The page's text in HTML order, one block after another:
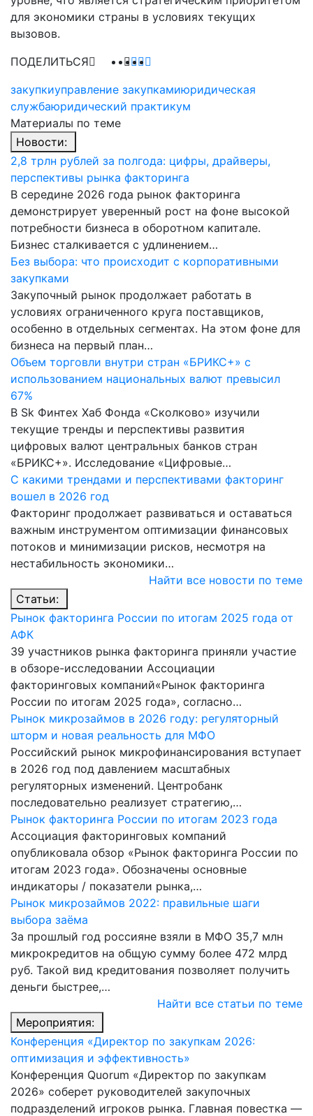
для экономики страны в условиях текущих
вызовов.
закупкиуправление закупкамиюридическая
службаюридический практикум
ПОДЕЛИТЬСЯ
Материалы по теме
Новости:
2,8 трлн рублей за полгода: цифры, драйверы,
перспективы рынка факторинга
В середине 2026 года рынок факторинга
демонстрирует уверенный рост на фоне высокой
потребности бизнеса в оборотном капитале.
Бизнес сталкивается с удлинением…
Без выбора: что происходит с корпоративными
закупками
Закупочный рынок продолжает работать в
условиях ограниченного круга поставщиков,
особенно в отдельных сегментах. На этом фоне для
бизнеса на первый план…
Объем торговли внутри стран «БРИКС+» с
использованием национальных валют превысил
67%
В Sk Финтех Хаб Фонда «Сколково» изучили
текущие тренды и перспективы развития
цифровых валют центральных банков стран
«БРИКС+». Исследование «Цифровые…
С какими трендами и перспективами факторинг
вошел в 2026 год
Факторинг продолжает развиваться и оставаться
важным инструментом оптимизации финансовых
потоков и минимизации рисков, несмотря на
нестабильность экономики…
Найти все новости по теме
Статьи:
Рынок факторинга России по итогам 2025 года от
АФК
39 участников рынка факторинга приняли участие
в обзоре-исследовании Ассоциации
факторинговых компаний«Рынок факторинга
России по итогам 2025 года», согласно…
Рынок микрозаймов в 2026 году: регуляторный
шторм и новая реальность для МФО
Российский рынок микрофинансирования вступает
в 2026 год под давлением масштабных
регуляторных изменений. Центробанк
последовательно реализует стратегию,…
Рынок факторинга России по итогам 2023 года
Ассоциация факторинговых компаний
опубликовала обзор «Рынок факторинга России по
итогам 2023 года». Обозначены основные
индикаторы / показатели рынка,…
Рынок микрозаймов 2022: правильные шаги
выбора заёма
За прошлый год россияне взяли в МФО 35,7 млн
микрокредитов на общую сумму более 472 млрд
руб. Такой вид кредитования позволяет получить
деньги быстрее,…
Найти все статьи по теме
Мероприятия:
Конференция «Директор по закупкам 2026:
оптимизация и эффективность»
Конференция Quorum «Директор по закупкам
2026» соберет руководителей закупочных
подразделений игроков рынка. Главная повестка —